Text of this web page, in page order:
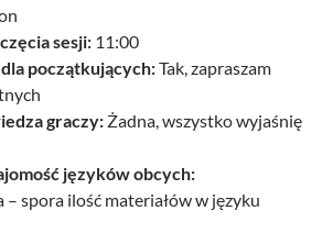
sesji: 11:00
początkujących:Tak, zapraszam
graczy: Żadna, wszystko wyjaśnię
języków obcych:
– spora ilość materiałów w języku